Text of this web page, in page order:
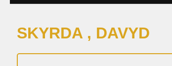
SKYRDA , DAVYD